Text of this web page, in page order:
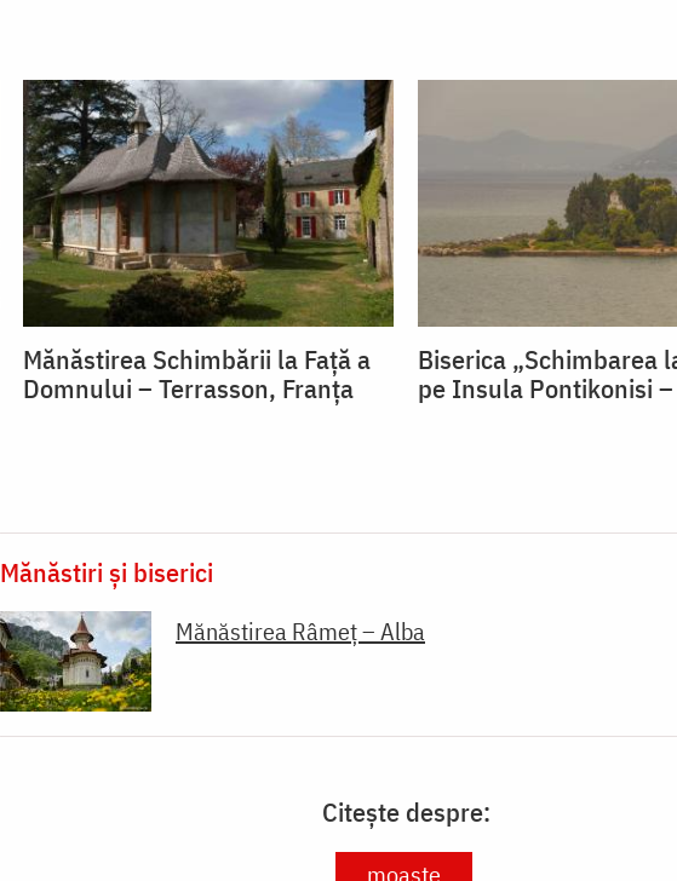
Mănăstirea Schimbării la Față a
Domnului – Terrasson, Franţa
Biserica „Schimbarea
pe Insula Pontikonisi
Mănăstiri și biserici
Mănăstirea Râmeț – Alba
Citește despre:
moaște